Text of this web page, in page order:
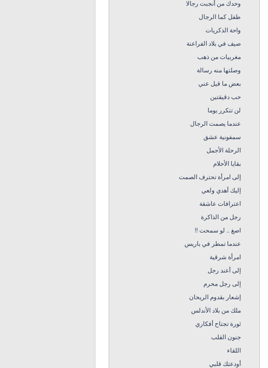
وحدك من أنجبت رجالا
طفل كما الرجال
واحة الذكريات
صيف في بلاد الفراعنة
مغربيات من ذهب
وصلتها منه رسالة
بعض ما قيل عني
حب دقيقتين
لن تتكرر يوما
عندما يصمت الرجال
سمفونية عشق
الرحلة الأجمل
بقايا الأحلام
إلى امرأة تحترف الصمت
إليك أهدي ولعي
اعترافات عاشقة
رجل من الذاكرة
اصغ .. لو سمحت !!
عندما تمطر في باريس
امرأة شرقية
إلى أعند رجل
إلى رجل محرم
إشعار بقدوم الريحان
ملك من بلاد الأندلس
ثورة تجتاح أفكاري
جنون القلب
اللقاء
أودعتك قلبي